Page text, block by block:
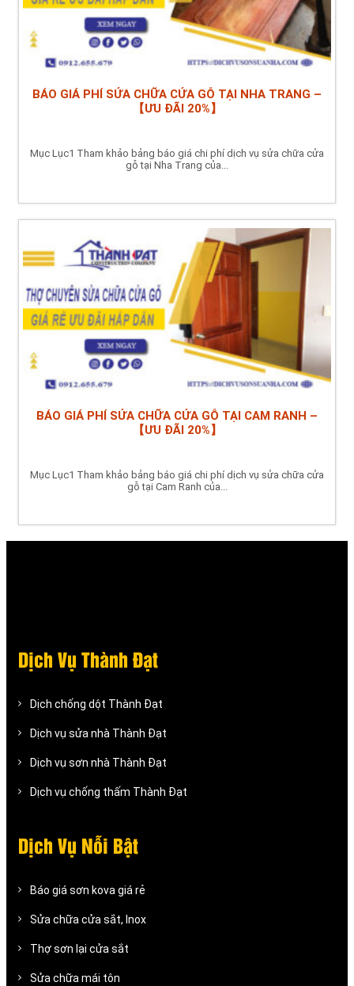
BÁO GIÁ PHÍ SỬA CHỮA CỬA GỖ TẠI NHA TRANG –
【ƯU ĐÃI 20%】
Mục Lục1 Tham khảo bảng báo giá chi phí dịch vụ sửa chữa cửa
gỗ tại Nha Trang của...
BÁO GIÁ PHÍ SỬA CHỮA CỬA GỖ TẠI CAM RANH –
【ƯU ĐÃI 20%】
Mục Lục1 Tham khảo bảng báo giá chi phí dịch vụ sửa chữa cửa
gỗ tại Cam Ranh của...
Dịch Vụ Thành Đạt
Dịch chống dột Thành Đạt
Dịch vụ sửa nhà Thành Đạt
Dịch vụ sơn nhà Thành Đạt
Dịch vụ chống thấm Thành Đạt
Dịch Vụ Nỗi Bật
Báo giá sơn kova giá rẻ
Sửa chữa cửa sắt, Inox
Thợ sơn lại cửa sắt
Sửa chữa mái tôn